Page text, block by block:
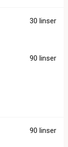
30 linser
90 linser
90 linser